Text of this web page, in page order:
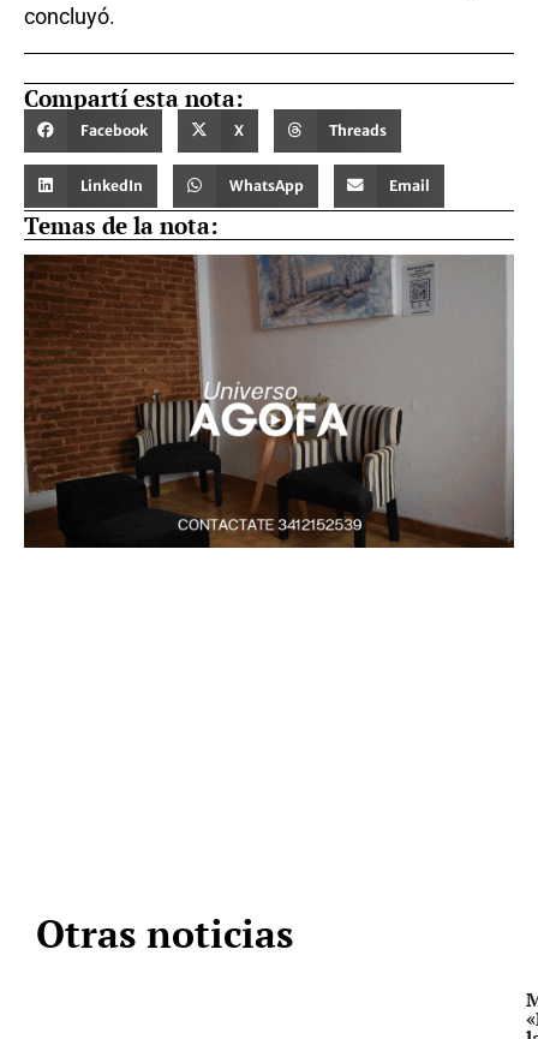
concluyó.
Compartí esta nota:
Facebook X Threads
LinkedIn WhatsApp Email
Temas de la nota:
Otras noticias